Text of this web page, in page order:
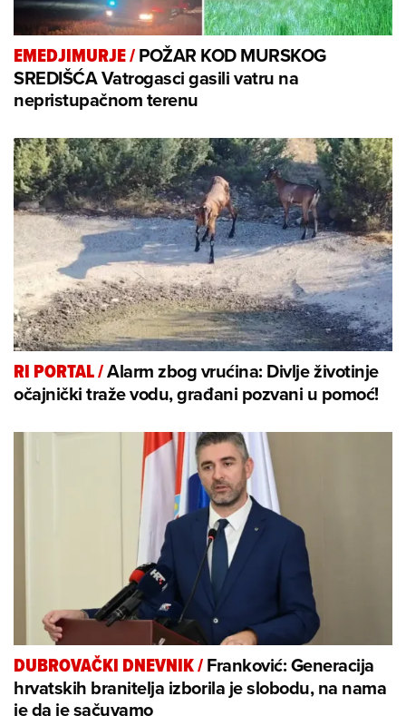
EMEDJIMURJE/POŽAR KOD MURSKOG
SREDIŠĆA Vatrogasci gasili vatru na
nepristupačnom terenu
RI PORTAL/Alarm zbog vrućina: Divlje životinje
očajnički traže vodu, građani pozvani u pomoć!
DUBROVAČKI DNEVNIK/Franković: Generacija
hrvatskih branitelja izborila je slobodu, na nama
je da je sačuvamo